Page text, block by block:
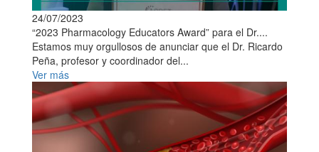
24/07/2023
“2023 Pharmacology Educators Award” para el Dr....
Estamos muy orgullosos de anunciar que el Dr. Ricardo
Peña, profesor y coordinador del...
Ver más